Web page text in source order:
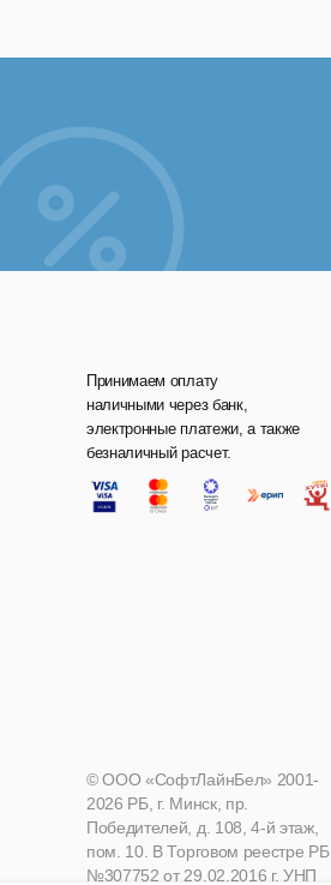
Принимаем оплату
наличными через банк,
электронные платежи, а также
безналичный расчет.
© ООО «СофтЛайнБел» 2001-
2026 РБ, г. Минск, пр.
Победителей, д. 108, 4-й этаж,
пом. 10. В Торговом реестре РБ
№307752 от 29.02.2016 г. УНП